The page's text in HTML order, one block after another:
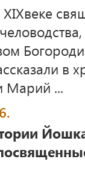
в
Марий ...